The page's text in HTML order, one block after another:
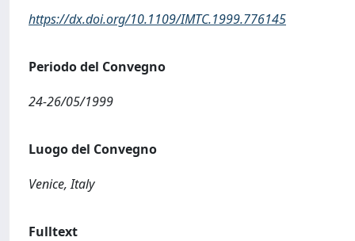
https://dx.doi.org/10.1109/IMTC.1999.776145
Periodo del Convegno
24-26/05/1999
Luogo del Convegno
Venice, Italy
Fulltext